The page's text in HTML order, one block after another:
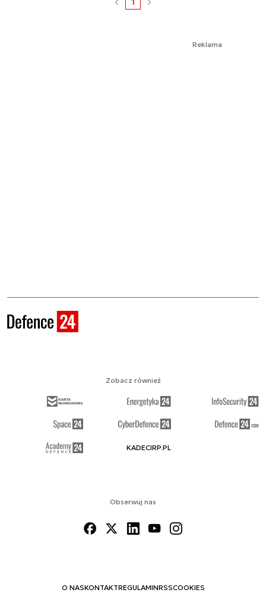
Reklama
Obserwuj nas
O NASKONTAKTREGULAMINRSSCOOKIES
Zobacz również
KADECIRP.PL